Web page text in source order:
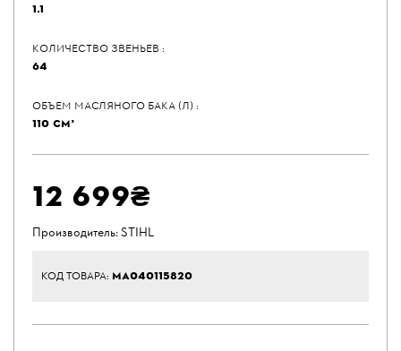
1.1
КОЛИЧЕСТВО ЗВЕНЬЕВ :
64
ОБЪЕМ МАСЛЯНОГО БАКА (Л) :
110 СМ³
12 699₴
Производитель:STIHL
КОД ТОВАРА: MA040115820